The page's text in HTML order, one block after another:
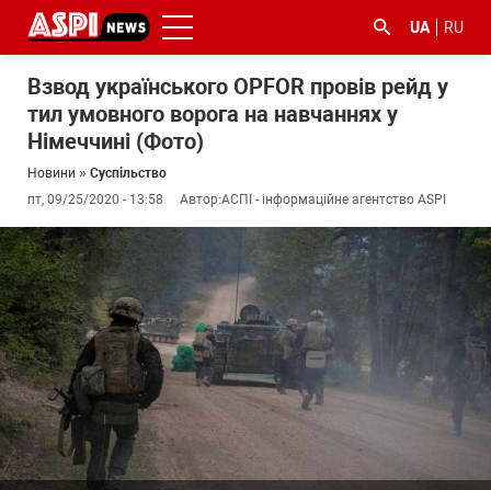
UA RU
Взвод українського OPFOR провів рейд у
тил умовного ворога на навчаннях у
Німеччині (Фото)
Новини » Суспільство
пт, 09/25/2020 - 13:58
Автор:АСПІ - інформаційне агентство ASPI
#ООС
#боротьба
з
корупцією
#Київ #коронавірус